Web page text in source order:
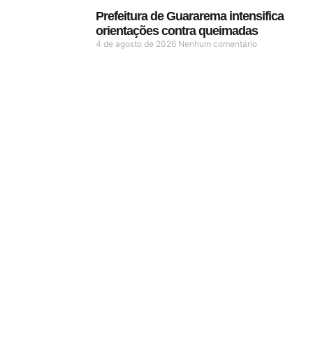
Prefeitura de Guararema intensifica
orientações contra queimadas
4 de agosto de 2026 Nenhum comentário